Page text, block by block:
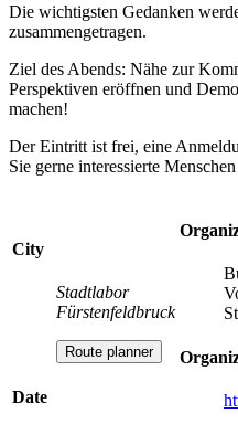
Die wichtigsten Gedanken
zusammengetragen.
Ziel des Abends: Nähe zur
Perspektiven eröffnen und
machen!
Der Eintritt ist frei, eine
Sie gerne interessierte
City
Stadtlabor
Fürstenfeldbruck
Route planner
Date